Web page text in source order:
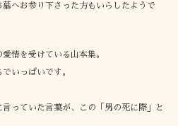
へお参り下さった方もいらしたようで
情を受けている山本集。
いっぱいです。
っていた言葉が、この「男の死に際」と